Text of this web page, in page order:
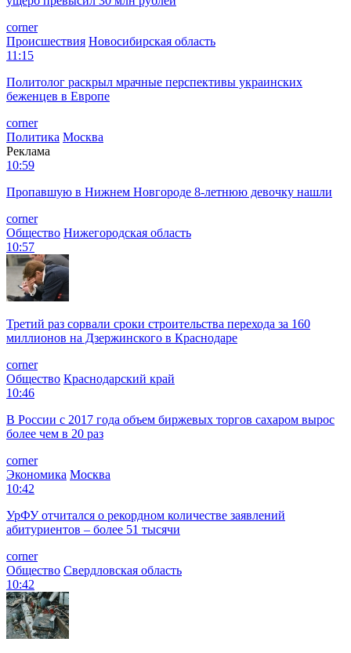
corner
Происшествия Новосибирская область
11:15
Политолог раскрыл мрачные перспективы украинских
беженцев в Европе
corner
Политика Москва
Реклама
10:59
Пропавшую в Нижнем Новгороде 8-летнюю девочку нашли
corner
Общество Нижегородская область
10:57
Третий раз сорвали сроки строительства перехода за 160
миллионов на Дзержинского в Краснодаре
corner
Общество Краснодарский край
10:46
В России с 2017 года объем биржевых торгов сахаром вырос
более чем в 20 раз
corner
Экономика Москва
10:42
УрФУ отчитался о рекордном количестве заявлений
абитуриентов – более 51 тысячи
corner
Общество Свердловская область
10:42